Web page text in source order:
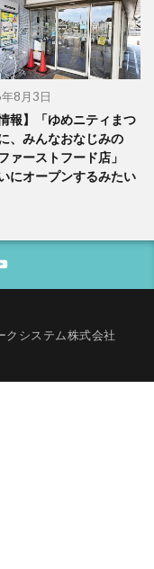
8月3日
報】「ゆめニティまつ
、みんなおなじみの
ァーストフード店」
にオープンするみたい
システム株式会社